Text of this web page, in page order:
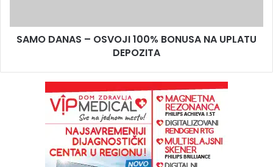
SAMO DANAS – OSVOJI 100% BONUSA NA UPLATU
DEPOZITA